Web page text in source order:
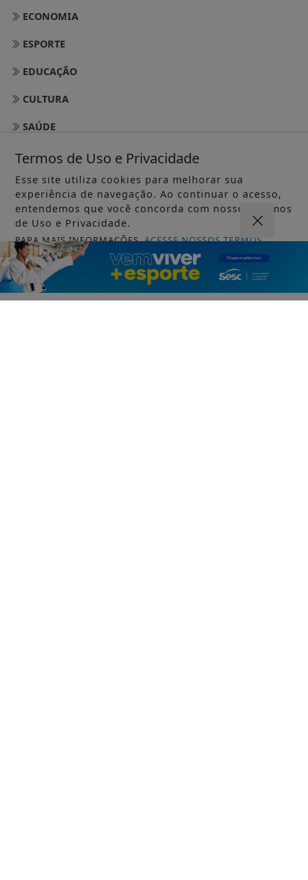
ECONOMIA
ESPORTE
EDUCAÇÃO
CULTURA
SAÚDE
NACIONAL
LAZER
EDITORIAL
TURISMO
RIO DE JANEIRO
Termos de Uso e Privacidade
Esse site utiliza cookies para melhorar sua
experiência de navegação. Ao continuar o acesso,
entendemos que você concorda com nossos Termos
de Uso e Privacidade.
PARA MAIS INFORMAÇÕES,ACESSE NOSSOS TERMOS
CLICANDO AQUI
PROSSEGUIR